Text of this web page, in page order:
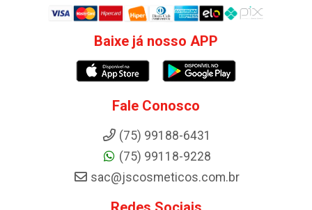
Baixe já nosso APP
Fale Conosco
(75) 99188-6431
(75) 99118-9228
sac@jscosmeticos.com.br